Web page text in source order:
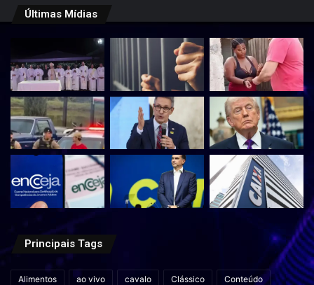
Últimas Mídias
Principais Tags
Alimentos ao vivo cavalo Clássico Conteúdo